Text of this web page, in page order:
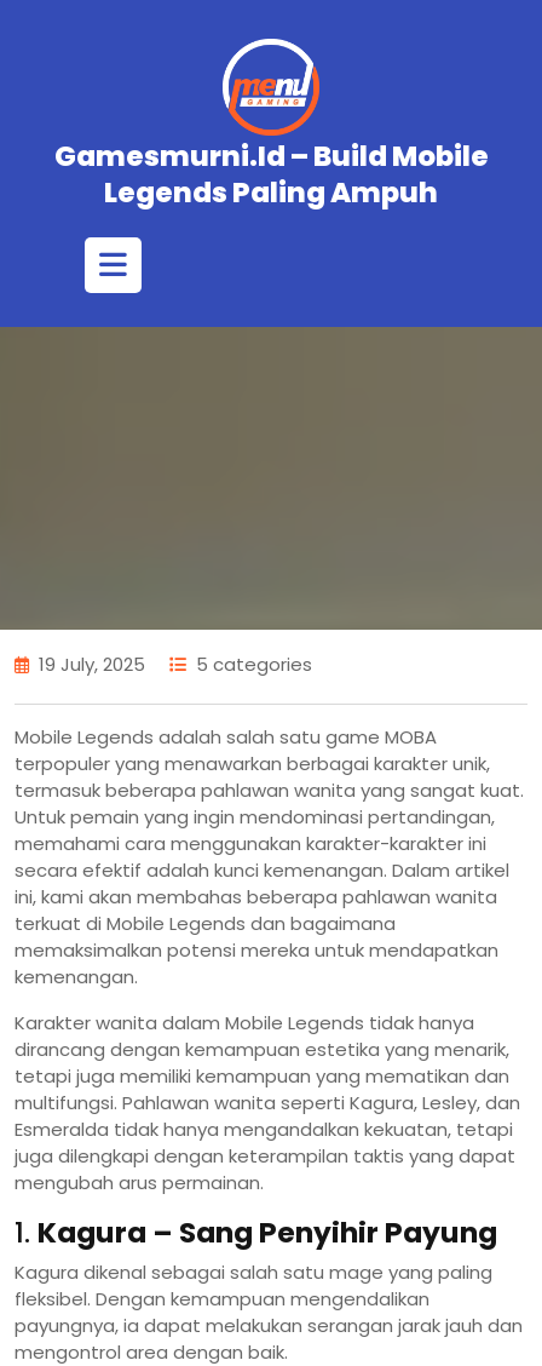
Gamesmurni.id – Build Mobile
Legends Paling Ampuh
Open
19 July, 2025 5 categories
Mobile Legends adalah salah satu game MOBA
terpopuler yang menawarkan berbagai karakter unik,
termasuk beberapa pahlawan wanita yang sangat kuat.
Untuk pemain yang ingin mendominasi pertandingan,
memahami cara menggunakan karakter-karakter ini
secara efektif adalah kunci kemenangan. Dalam artikel
ini, kami akan membahas beberapa pahlawan wanita
terkuat di Mobile Legends dan bagaimana
memaksimalkan potensi mereka untuk mendapatkan
kemenangan.
Karakter wanita dalam Mobile Legends tidak hanya
dirancang dengan kemampuan estetika yang menarik,
tetapi juga memiliki kemampuan yang mematikan dan
multifungsi. Pahlawan wanita seperti Kagura, Lesley, dan
Esmeralda tidak hanya mengandalkan kekuatan, tetapi
juga dilengkapi dengan keterampilan taktis yang dapat
mengubah arus permainan.
1. Kagura – Sang Penyihir Payung
Kagura dikenal sebagai salah satu mage yang paling
fleksibel. Dengan kemampuan mengendalikan
payungnya, ia dapat melakukan serangan jarak jauh dan
mengontrol area dengan baik.